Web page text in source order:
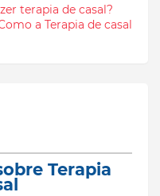
terapia de casal?
a Terapia de casal
Terapia